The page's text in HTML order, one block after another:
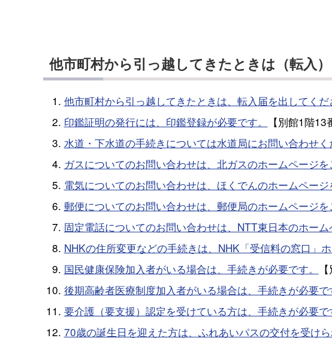
他市町村から引っ越してきたときは（転入）
他市町村から引っ越してきたときは、転入届を出してくだ
印鑑証明の発行には、印鑑登録が必要です。
【別館1階13
水道・下水道の手続きについては水道局にお問い合わせく
ガスについてのお問い合わせは、北ガスのホームページを
電気についてのお問い合わせは、ほくでんのホームページ
郵便についてのお問い合わせは、郵便局のホームページを
固定電話についてのお問い合わせは、NTT東日本のホーム
NHKの住所変更などの手続きは、NHK「受信料の窓口」
国民健康保険加入者がいる場合は、手続きが必要です。
後期高齢者医療制度加入者がいる場合は、手続きが必要で
要介護（要支援）認定を受けている方は、手続きが必要で
70歳の誕生日を迎えた方は、ふれあいパスの交付を受けら